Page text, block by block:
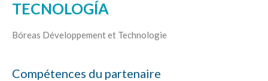
TECNOLOGÍA
Bóreas Développement et Technologie
Compétences du partenaire